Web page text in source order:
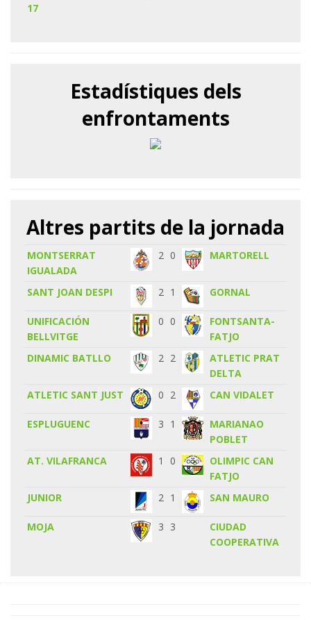
17
Estadístiques dels
enfrontaments
Altres partits de la jornada
MONTSERRAT
IGUALADA
2 0 MARTORELL
SANT JOAN DESPI 2 1 GORNAL
UNIFICACIÓN
BELLVITGE
0 0
FONTSANTA-
FATJO
DINAMIC BATLLO
2 2
ATLETIC PRAT
DELTA
ATLETIC SANT JUST
0 2 CAN VIDALET
ESPLUGUENC 3 1
MARIANAO
POBLET
AT. VILAFRANCA
1 0
OLIMPIC CAN
FATJO
JUNIOR
2 1 SAN MAURO
MOJA 3 3
CIUDAD
COOPERATIVA